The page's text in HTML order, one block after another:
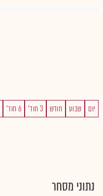
יום שבוע חודש 3 חוד' 6 חוד'
נתוני מסחר